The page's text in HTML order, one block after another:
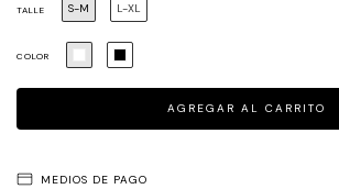
TALLE S-M L-XL
COLOR
MEDIOS DE PAGO